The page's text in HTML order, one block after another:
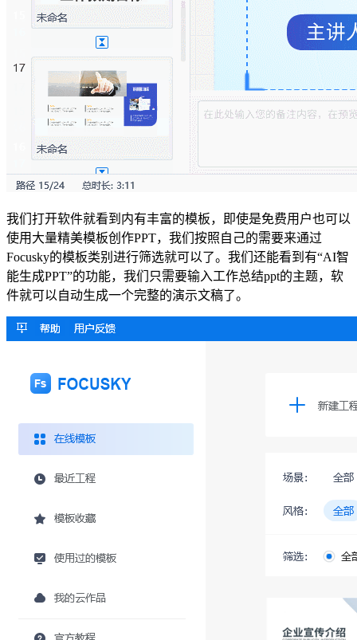
我们打开软件就看到内有丰富的模板，即使是免费用户也可以
使用大量精美模板创作PPT，我们按照自己的需要来通过
Focusky的模板类别进行筛选就可以了。我们还能看到有“AI智
能生成PPT”的功能，我们只需要输入工作总结ppt的主题，软
件就可以自动生成一个完整的演示文稿了。